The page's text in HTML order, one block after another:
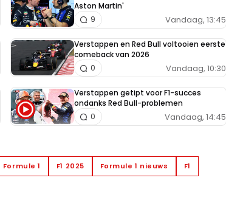
Aston Martin'
Vandaag, 13:45
9
Verstappen en Red Bull voltooien eerste
comeback van 2026
Vandaag, 10:30
0
Verstappen getipt voor F1-succes
ondanks Red Bull-problemen
Vandaag, 14:45
0
Formule 1 F1 2025 Formule 1 nieuws F1